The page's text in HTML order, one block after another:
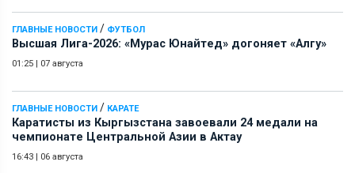
ГЛАВНЫЕ НОВОСТИ / ФУТБОЛ
Высшая Лига-2026: «Мурас Юнайтед» догоняет «Алгу»
01:25 07 августа
ГЛАВНЫЕ НОВОСТИ / КАРАТЕ
Каратисты из Кыргызстана завоевали 24 медали на
чемпионате Центральной Азии в Актау
16:43 06 августа